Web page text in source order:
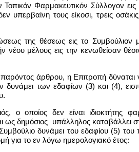
Φαρμακευτικόν Σύλλογον
υπερβαίνη τους είκοσι, τρεις
της θέσεως εις το
νέου μέλους εις την κενωθείσαν
άρθρου, η Επιτροπή δύναται
δυνάμει των εδαφίων (3) και (4),
ο οποίος δεν είναι ιδιοκτήτης
ως δημόσιος υπάλληλος
δυνάμει του εδαφίου (5)
για το εν λόγω ημερολογιακό έτος: